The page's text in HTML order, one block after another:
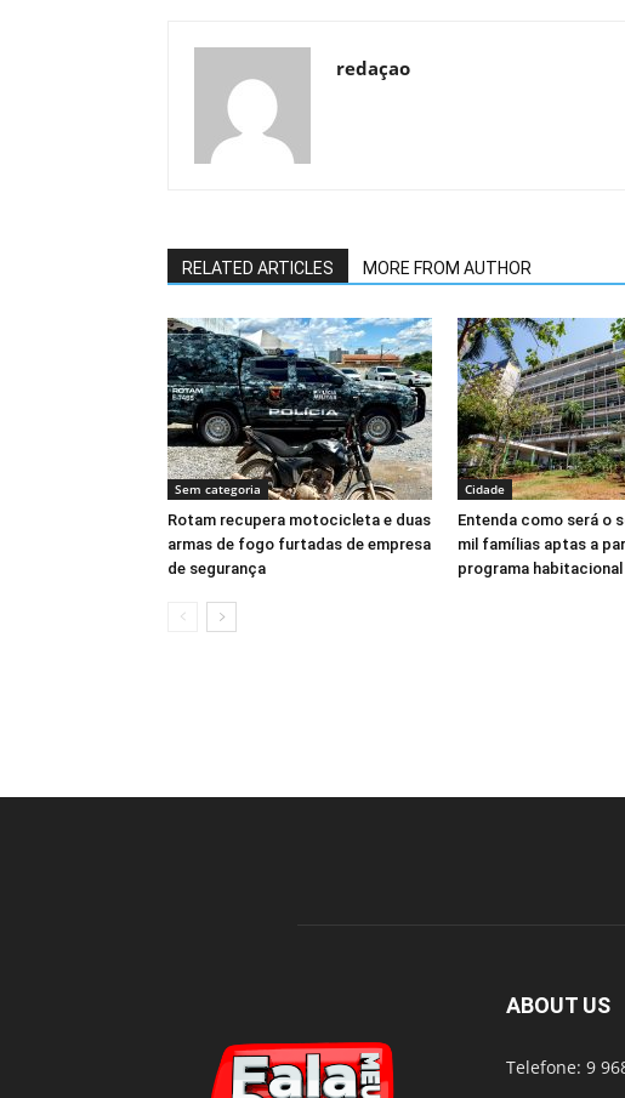
redaçao
RELATED ARTICLES MORE FROM AUTHOR
Sem categoria
Rotam recupera motocicleta e duas
armas de fogo furtadas de empresa
de segurança
Cidade
Entenda como será o
mil famílias aptas a
programa habitacional
ABOUT US
Telefone: 9